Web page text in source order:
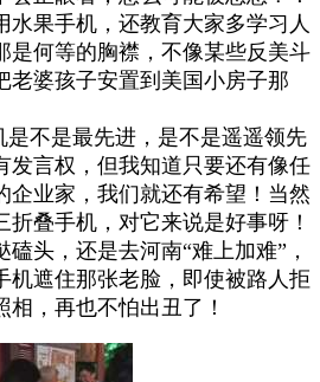
水果手机，还教育大家多学习人
是何等的胸襟，不像某些反美斗
老婆孩子安置到美国小房子那
不是最先进，是不是遥遥领先
发言权，但我知道只要还有像任
企业家，我们就还有希望！当然
叠手机，对它来说是好事呀！
头，还是去河南“难上加难”，
机遮住那张老脸，即使被路人拒
，再也不怕出丑了！